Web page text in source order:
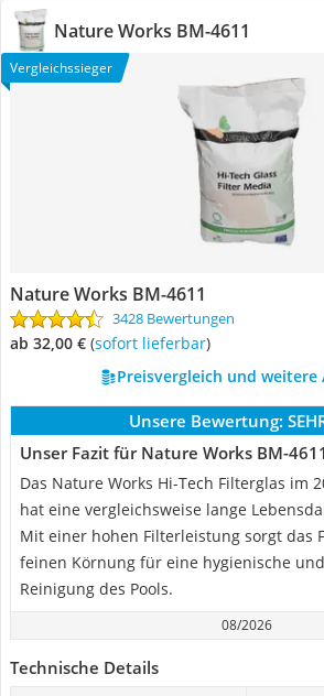
Nature Works BM-4611
Vergleichssieger
Nature Works BM-4611
3428 Bewertungen
ab 32,00 € ( Sofort lieferbar)
Preisvergleich und weitere
Unsere Bewertung:
Unser Fazit für Nature Works BM-
Das Nature Works Hi-Tech Filterglas im
hat eine vergleichsweise lange
Mit einer hohen Filterleistung sorgt das
feinen Körnung für eine hygienische
Reinigung des Pools.
08/2026
Technische Details